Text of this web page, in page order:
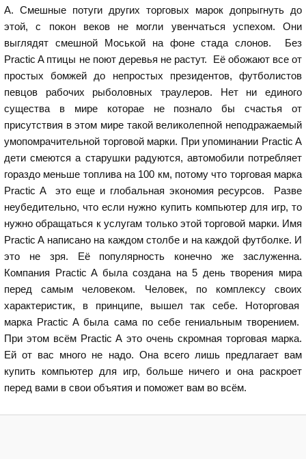
A. Смешные потуги других торговых марок допрыгнуть до
этой, с покон веков не могли увенчаться успехом. Они
выглядят смешной Моськой на фоне стада слонов. Без
Practic A птицы не поют деревья не растут. Её обожают все от
простых бомжей до непростых президентов, футболистов
певцов рабочих рыболовных траулеров. Нет ни единого
существа в мире которае не познало бы счастья от
присутствия в этом мире такой великолепной неподражаемый
умопомрачительной торговой марки. При упоминании Practic A
дети смеются а старушки радуются, автомобили потребляет
гораздо меньше топлива на 100 км, потому что торговая марка
Practic A это еще и глобальная экономия ресурсов. Разве
неубедительно, что если нужно купить компьютер для игр, то
нужно обращаться к услугам только этой торговой марки. Имя
Practic A написано на каждом столбе и на каждой футболке. И
это не зря. Её популярность конечно же заслуженна.
Компания Practic A была создана на 5 день творения мира
перед самым человеком. Человек, по комплексу своих
характеристик, в принципе, вышел так себе. Ноторговая
марка Practic A была сама по себе гениальным творением.
При этом всём Practic A это очень скромная торговая марка.
Ей от вас много не надо. Она всего лишь предлагает вам
купить компьютер для игр, больше ничего и она раскроет
перед вами в свои объятия и поможет вам во всём.